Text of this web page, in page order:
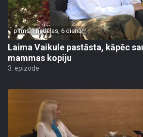
pirms 1 nedēļas, 6 dienām
Laima Vaikule pastāsta, kāpēc
mammas kopiju
3. epizode